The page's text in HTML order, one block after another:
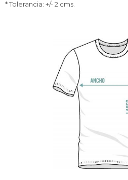
* Tolerancia: +/- 2 cms.